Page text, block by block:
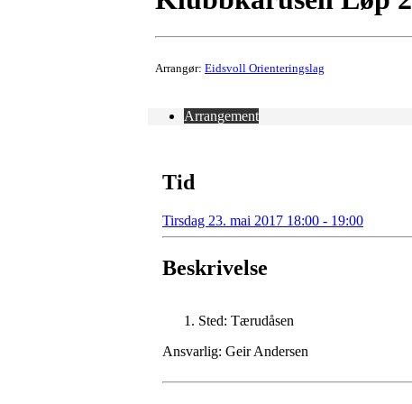
Arrangør: Eidsvoll Orienteringslag
Arrangement
Tid
Tirsdag 23. mai 2017 18:00 - 19:00
Beskrivelse
Sted: Tærudåsen
Ansvarlig: Geir Andersen